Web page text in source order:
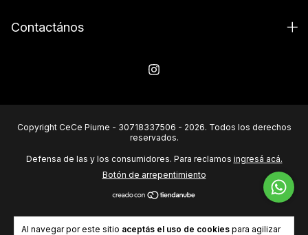
Al navegar por este sitio aceptás el uso de cookies para agilizar
Contactános
Copyright CeCe Piume - 30718337506 - 2026. Todos los derechos
reservados.
Defensa de las y los consumidores. Para reclamos ingresá acá.
Botón de arrepentimiento